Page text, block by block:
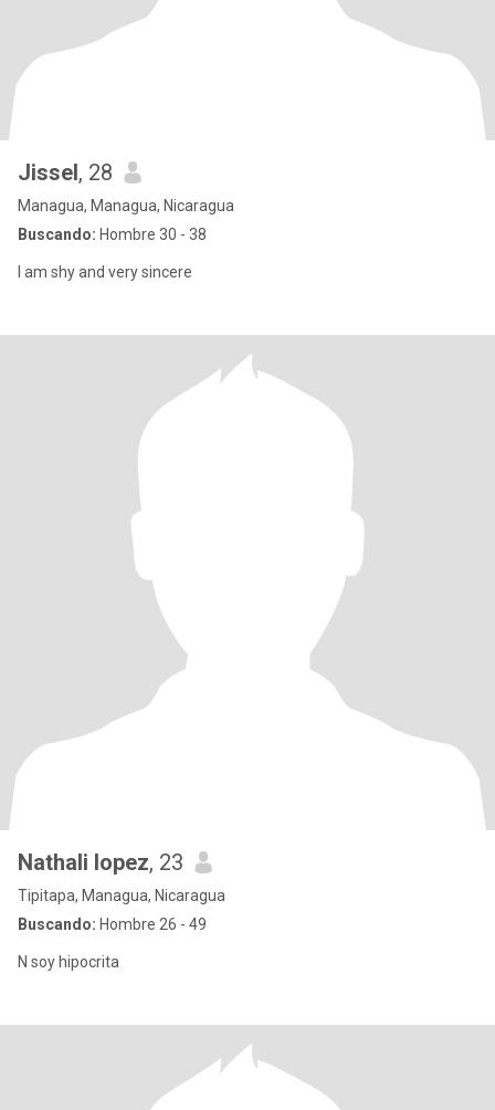
Jissel, 28
Managua, Managua, Nicaragua
Buscando: Hombre 30 - 38
I am shy and very sincere
Nathali lopez, 23
Tipitapa, Managua, Nicaragua
Buscando: Hombre 26 - 49
N soy hipocrita